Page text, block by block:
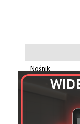
Nośnik
Funkcje